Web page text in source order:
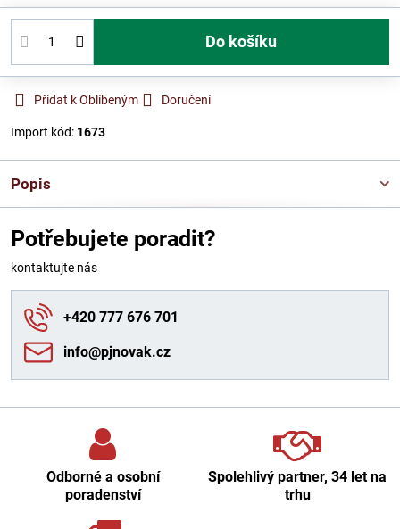
Do košíku
Přidat k Oblíbeným Doručení
Import kód: 1673
Popis
Potřebujete poradit?
kontaktujte nás
+420 777 676 701
info​@pjnovak​.cz
Odborné a osobní
poradenství
Spolehlivý partner, 34 let na
trhu